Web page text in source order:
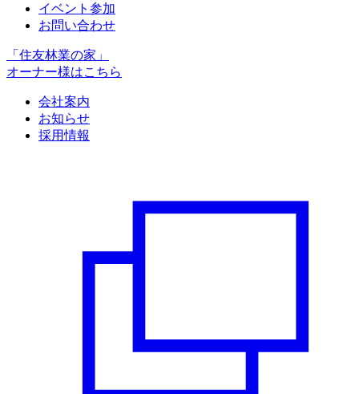
イベント参加
お問い合わせ
「住友林業の家」
オーナー様はこちら
会社案内
お知らせ
採用情報